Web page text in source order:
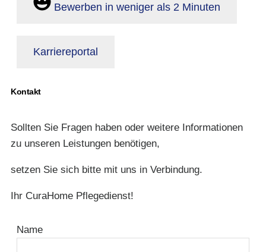
Bewerben in weniger als 2 Minuten
Karriereportal
Kontakt
Sollten Sie Fragen haben oder weitere Informationen
zu unseren Leistungen benötigen,
setzen Sie sich bitte mit uns in Verbindung.
Ihr CuraHome Pflegedienst!
Name